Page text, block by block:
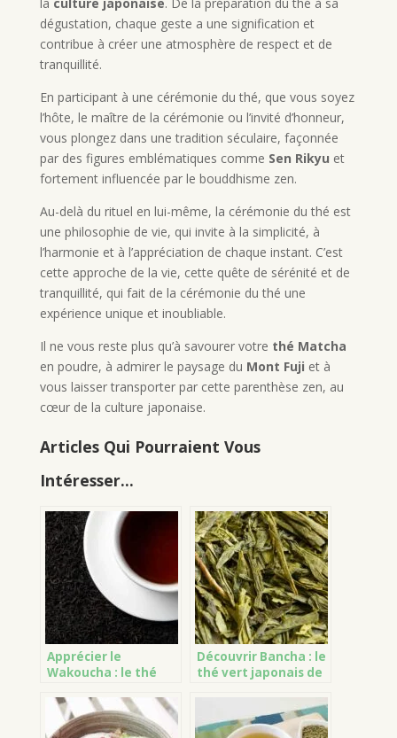
dégustation, chaque geste a une signification et
contribue à créer une atmosphère de respect et de
tranquillité.
En participant à une cérémonie du thé, que vous soyez
l’hôte, le maître de la cérémonie ou l’invité d’honneur,
vous plongez dans une tradition séculaire, façonnée
par des figures emblématiques comme Sen Rikyu et
fortement influencée par le bouddhisme zen.
Au-delà du rituel en lui-même, la cérémonie du thé est
une philosophie de vie, qui invite à la simplicité, à
l’harmonie et à l’appréciation de chaque instant. C’est
cette approche de la vie, cette quête de sérénité et de
tranquillité, qui fait de la cérémonie du thé une
expérience unique et inoubliable.
Il ne vous reste plus qu’à savourer votre thé Matcha
en poudre, à admirer le paysage du Mont Fuji et à
vous laisser transporter par cette parenthèse zen, au
cœur de la culture japonaise.
Articles Qui Pourraient Vous
Intéresser...
Apprécier le
Wakoucha : le thé
Découvrir Bancha : le
thé vert japonais de